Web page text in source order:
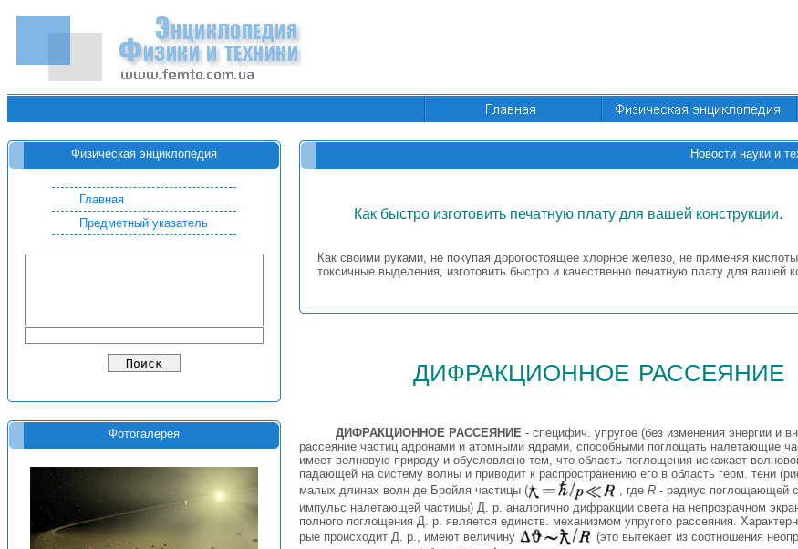
Физическая энциклопедия
Главная
Предметный указатель
Фотогалерея
Новости науки и
Как быстро изготовить печатную плату для вашей конструкции.
Как своими руками, не покупая дорогостоящее хлорное железо, не применяя
токсичные выделения, изготовить быстро и качественно печатную плату для вашей
дифракционное рассеяние
ДИФРАКЦИОННОЕ РАССЕЯНИЕ - специфич. упругое (без изменения энергии и
рассеяние частиц адронами и атомными ядрами, способными поглощать налетающие
имеет волновую природу и обусловлено тем, что область поглощения искажает
падающей на систему волны и приводит к распространению его в область геом. тени
малых длинах волн де Бройля частицы (
, где R - радиус поглощающей
импульс налетающей частицы) Д. р. аналогично дифракции света на непрозрачном
полного поглощения Д. р. является единств. механизмом упругого рассеяния.
рые происходит Д. р., имеют величину
(это вытекает из соотношения